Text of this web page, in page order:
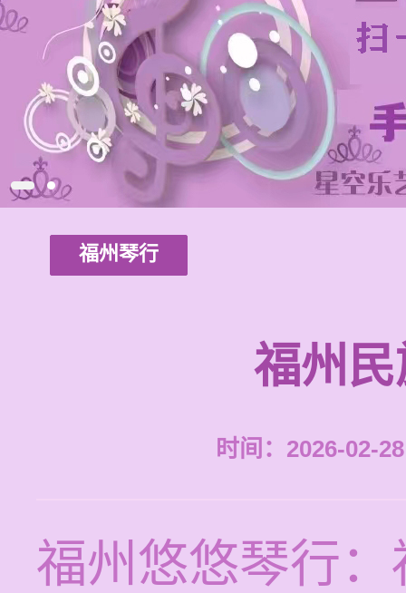
福州琴行
福州
时间：2026-02-
福州悠悠琴行